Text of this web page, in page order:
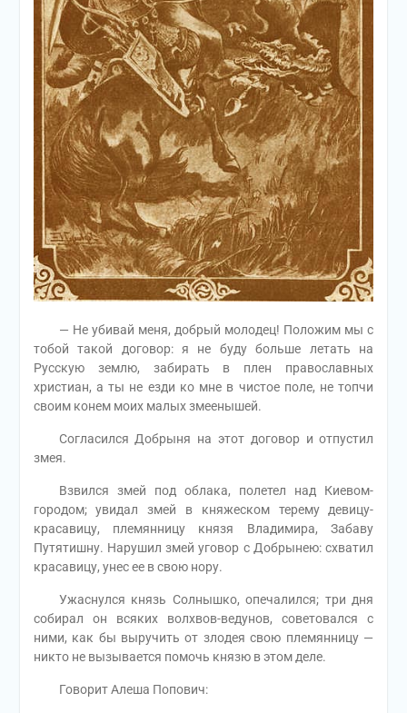
— Не убивай меня, добрый молодец! Положим мы с
тобой такой договор: я не буду больше летать на
Русскую землю, забирать в плен православных
христиан, а ты не езди ко мне в чистое поле, не топчи
своим конем моих малых змеенышей.
Согласился Добрыня на этот договор и отпустил
змея.
Взвился змей под облака, полетел над Киевом-
городом; увидал змей в княжеском терему девицу-
красавицу, племянницу князя Владимира, Забаву
Путятишну. Нарушил змей уговор с Добрынею: схватил
красавицу, унес ее в свою нору.
Ужаснулся князь Солнышко, опечалился; три дня
собирал он всяких волхвов-ведунов, советовался с
ними, как бы выручить от злодея свою племянницу —
никто не вызывается помочь князю в этом деле.
Говорит Алеша Попович: